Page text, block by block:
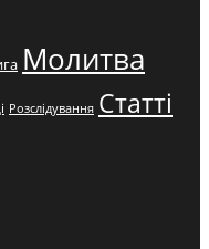
Молитва
Розслідування Статті